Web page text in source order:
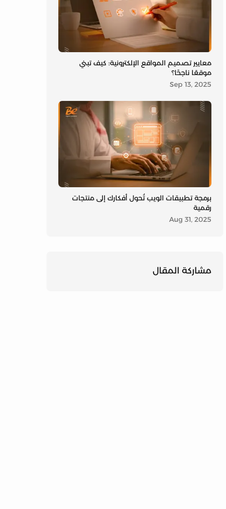
معايير تصميم المواقع الإلكترونية: كيف تبني
موقعًا ناجحًا؟
Sep 13, 2025
برمجة تطبيقات الويب تُحول أفكارك إلى منتجات
رقمية
Aug 31, 2025
مشاركة المقال